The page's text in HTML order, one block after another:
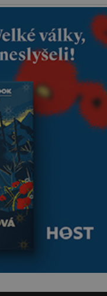
potřeby dítěte. Pro
měkkost a
proto by pokoj
měl působit především
útulně. Předškolní věk